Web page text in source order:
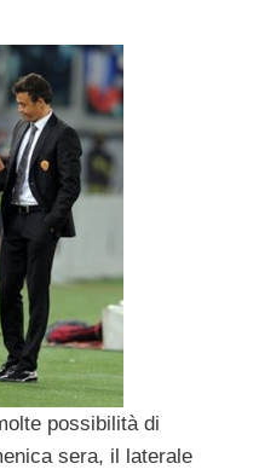
possibilità di
sera, il laterale